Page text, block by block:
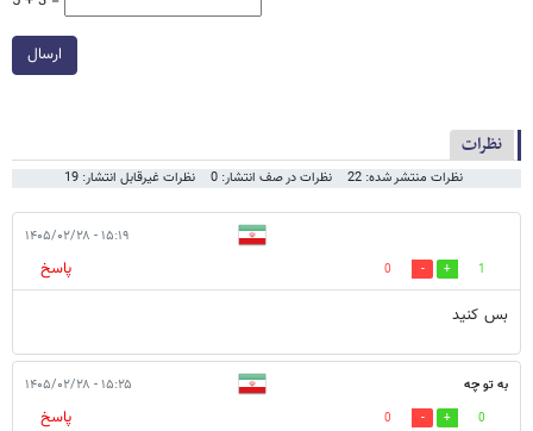
ارسال
نظرات
نظرات منتشر شده: 22 نظرات در صف انتشار: 0 نظرات غیرقابل انتشار: 19
۱۵:۱۹ - ۱۴۰۵/۰۲/۲۸
1
0
پاسخ
بس کنید
به تو چه ۱۵:۲۵ - ۱۴۰۵/۰۲/۲۸
0
0
پاسخ